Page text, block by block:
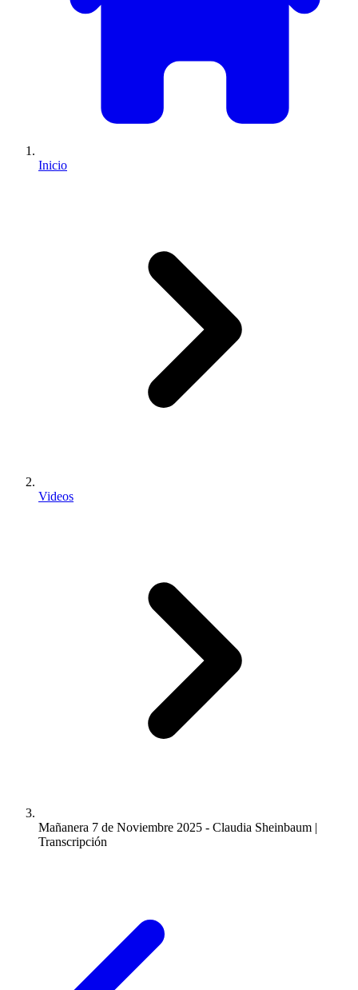
Inicio
Videos
Mañanera 7 de Noviembre 2025 - Claudia Sheinbaum |
Transcripción